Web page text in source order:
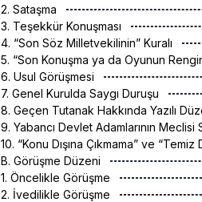
2. Sataşma
3. Teşekkür Konuşması
4. “Son Söz Milletvekilinin” Kuralı
5. “Son Konuşma ya da Oyunun
6. Usul Görüşmesi
7. Genel Kurulda Saygı Duruşu
8. Geçen Tutanak Hakkında Yazılı
9. Yabancı Devlet Adamlarının Meclisi
10. “Konu Dışına Çıkmama” ve “Temiz
B. Görüşme Düzeni
1. Öncelikle Görüşme
2. İvedilikle Görüşme